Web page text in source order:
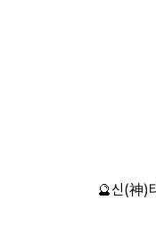
🔮신(神)